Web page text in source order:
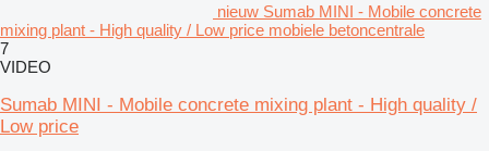
nieuw Sumab MINI - Mobile concrete
mixing plant - High quality / Low price mobiele betoncentrale
7
VIDEO
Sumab MINI - Mobile concrete mixing plant - High quality /
Low price